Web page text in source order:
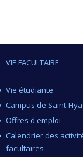
VIE FACULTAIRE
Vie étudiante
Campus de Saint-
Offres d'emploi
Calendrier des
facultaires